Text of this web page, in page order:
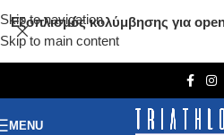
Skip to navigation
Skip to main content
Εξοπλισμός κολύμβησης για
MENU